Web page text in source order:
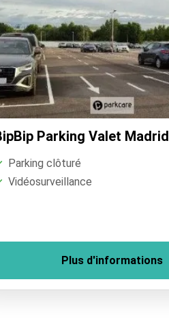
Parking Valet Madrid
Parking clôturé
Vidéosurveillance
Plus d'informations